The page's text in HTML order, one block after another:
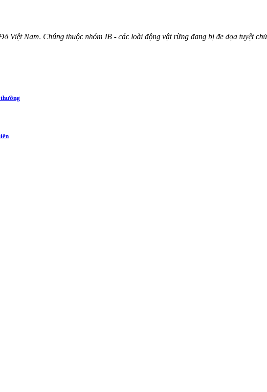
Việt Nam. Chúng thuộc nhóm IB - các loài động vật rừng đang bị đe dọa tuyệt